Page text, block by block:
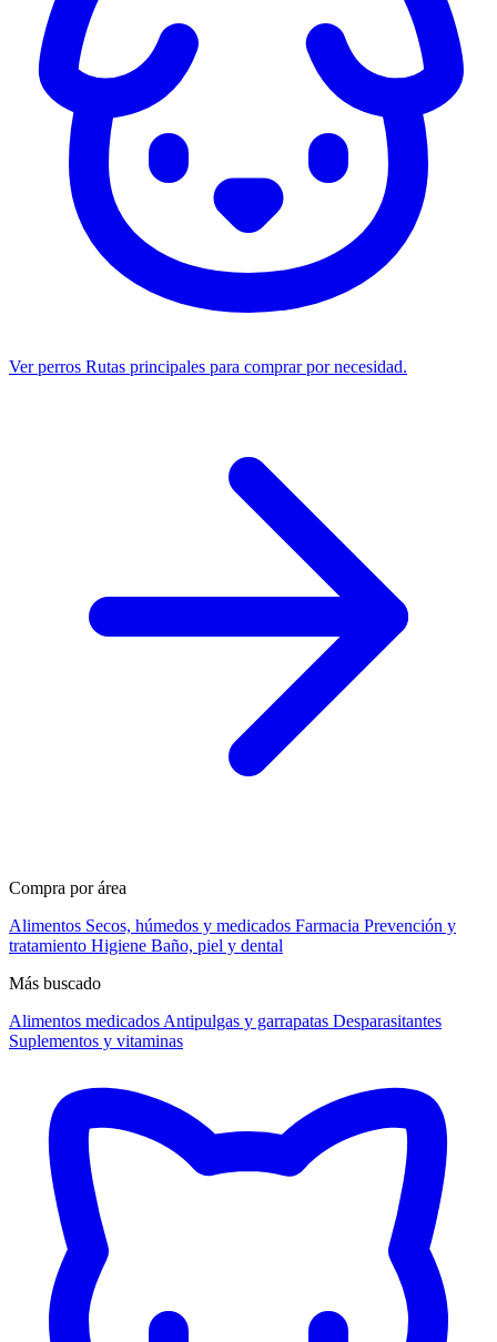
Ver perros Rutas principales para comprar por necesidad.
Compra por área
Alimentos Secos, húmedos y medicados Farmacia Prevención y
tratamiento Higiene Baño, piel y dental
Más buscado
Alimentos medicados Antipulgas y garrapatas Desparasitantes
Suplementos y vitaminas